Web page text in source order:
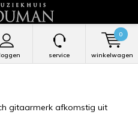
service winkelwagen
0
gitaarmerk afkomstig uit